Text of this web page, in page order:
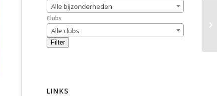
Alle bijzonderheden
Clubs
Alle clubs
Filter
LINKS